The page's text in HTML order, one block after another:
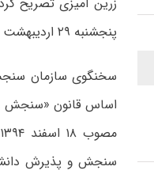
پنجشنبه ۲۹ اردیبهشت ۱۴۰۱ و جمعه ۳۰ اردیبهشت ۱۴۰۱ برگزار خواهد شد.
اساس قانون «سنجش و
سنجش و پذیرش